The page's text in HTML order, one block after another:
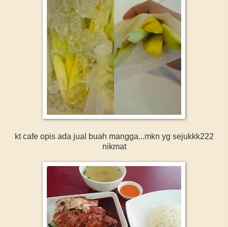
kt cafe opis ada jual buah mangga...mkn yg sejukkk222
nikmat